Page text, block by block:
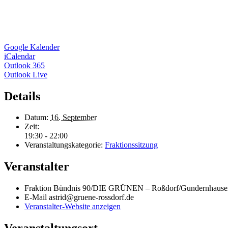
Google Kalender
iCalendar
Outlook 365
Outlook Live
Details
Datum: 16. September
Zeit:
19:30 - 22:00
Veranstaltungskategorie: Fraktionssitzung
Veranstalter
Fraktion Bündnis 90/DIE GRÜNEN – Roßdorf/
E-Mail astrid@gruene-rossdorf.de
Veranstalter-Website anzeigen